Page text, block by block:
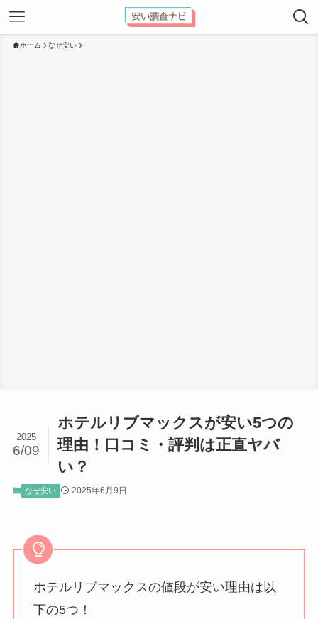
ホーム なぜ安い
ホテルリブマックスが安い5つの
理由！口コミ・評判は正直ヤバ
い？
2025
6/09
なぜ安い 2025年6月9日
ホテルリブマックスの値段が安い理由は以
下の5つ！